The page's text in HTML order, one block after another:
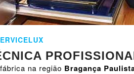
na região Bragança